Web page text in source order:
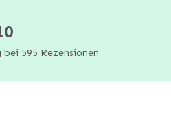
595 Rezensionen